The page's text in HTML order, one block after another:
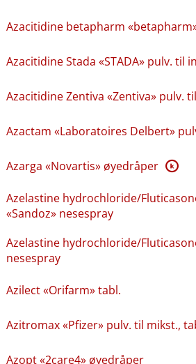
Azacitidine betapharm
Azacitidine Stada «STADA» pulv. til
Azacitidine Zentiva «Zentiva» pulv.
Azactam «Laboratoires Delbert»
Azarga «Novartis» øyedråper K
Azelastine hydrochloride​/​
«Sandoz» nesespray
Azelastine hydrochloride​/​
nesespray
Azilect «Orifarm» tabl.
Azitromax «Pfizer» pulv. til mikst.,
Azopt «2care4» øyedråper